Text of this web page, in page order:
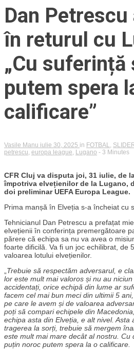
Dan
în returul cu
„Cu suferință
putem spera
calificare”
Vasile Manu iulie 30, 2025 in FOTBAL
petrescu europa league Lugano - 3 Minutes
CFR Cluj va disputa joi, 31 iulie, de
împotriva elvețienilor de la Lugano,
doi preliminar UEFA Europa League.
Prima manșă în Elveția s-a încheiat cu
Tehnicianul Dan Petrescu a prefațat
elvețienii în conferința premergătoare
părere că echipa sa nu va avea o
foarte dificilă. Va fi un joc echilibrat, de
valoarea lotului elvețienilor.
Trebuie să respectăm adversarul, e
lor este mult mai valoros și nu au
accidentați, orice echipă din lume ar
facem cel mai bun meci din ultimii 5
pe care le avem și de valoarea
poți să compari echipele din
echipa asta din Elveția, e alt nivel. Asta
tragerea la sorți, trebuie să mergem
este mult mai mare decât al nostru. Cu
puțin noroc putem spera la o calificare.